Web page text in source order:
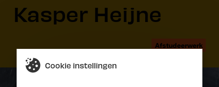
Kasper Heijne
Afstudeerwerk
Cookie instellingen